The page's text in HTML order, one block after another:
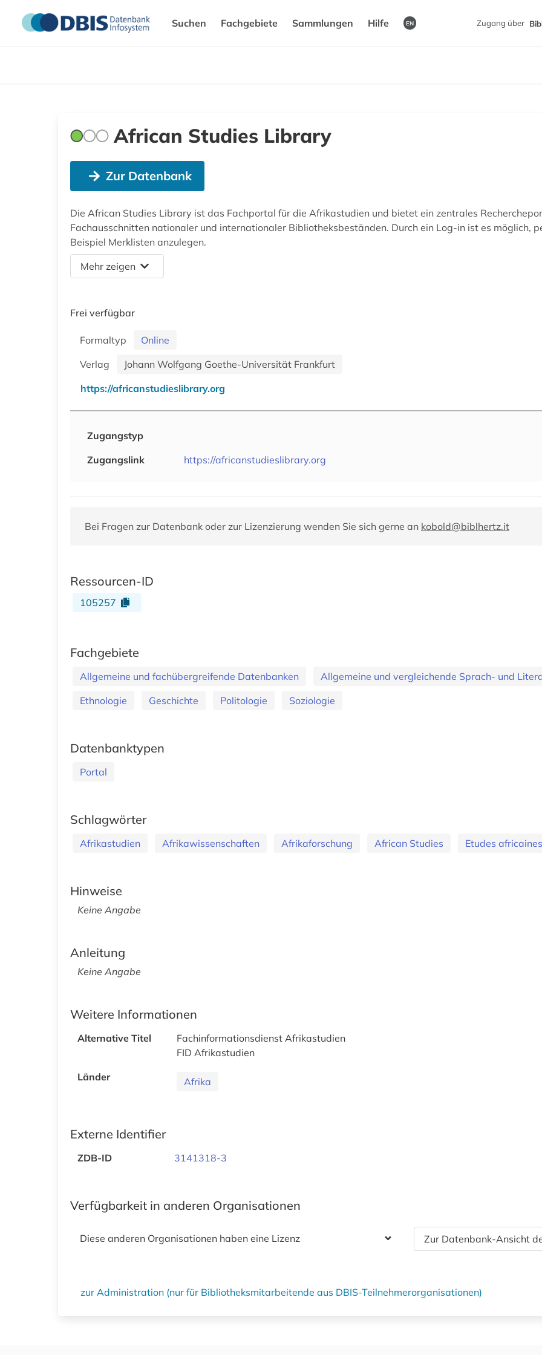
Suchen Fachgebiete Sammlungen Hilfe EN Zugang über
African Studies Library
Zur Datenbank
Die African Studies Library ist das Fachportal für die Afrikastudien und bietet ein zentrales
Fachausschnitten nationaler und internationaler Bibliotheksbeständen. Durch ein Log-in ist es möglich,
Beispiel Merklisten anzulegen.
Mehr zeigen
Frei verfügbar
Formaltyp
Online
Verlag
Johann Wolfgang Goethe-Universität Frankfurt
https://africanstudieslibrary.org
Zugangstyp
Zugangslink
https://africanstudieslibrary.org
Bei Fragen zur Datenbank oder zur Lizenzierung wenden Sie sich gerne an kobold@biblhertz.it
Ressourcen-ID
105257
Fachgebiete
Allgemeine und fachübergreifende Datenbanken Allgemeine und vergleichende Sprach- und
Ethnologie
Geschichte Politologie Soziologie
Datenbanktypen
Portal
Schlagwörter
Afrikastudien Afrikawissenschaften Afrikaforschung African Studies Etudes africaines
Hinweise
Keine Angabe
Anleitung
Keine Angabe
Weitere Informationen
Alternative Titel
Fachinformationsdienst Afrikastudien
FID Afrikastudien
Länder
Afrika
Externe Identifier
ZDB-ID 3141318-3
Verfügbarkeit in anderen Organisationen
Diese anderen Organisationen haben eine Lizenz Zur Datenbank-Ansicht
zur Administration (nur für Bibliotheksmitarbeitende aus DBIS-Teilnehmerorganisationen)